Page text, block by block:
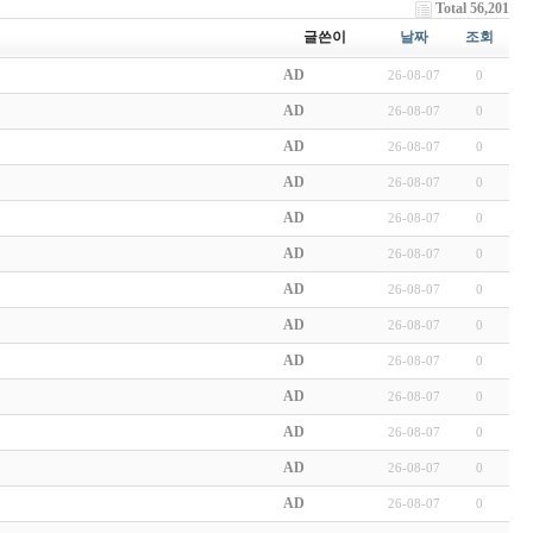
Total 56,201
글쓴이
날짜 조회
AD 26-08-07 0
AD 26-08-07 0
AD 26-08-07 0
AD 26-08-07 0
AD 26-08-07 0
AD 26-08-07 0
AD 26-08-07 0
AD 26-08-07 0
AD 26-08-07 0
AD 26-08-07 0
AD 26-08-07 0
AD 26-08-07 0
AD 26-08-07 0